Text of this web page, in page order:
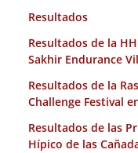
Resultados
Resultados de la
Sakhir Endurance
Resultados de la
Challenge Festival
Resultados de las
Hípico de las